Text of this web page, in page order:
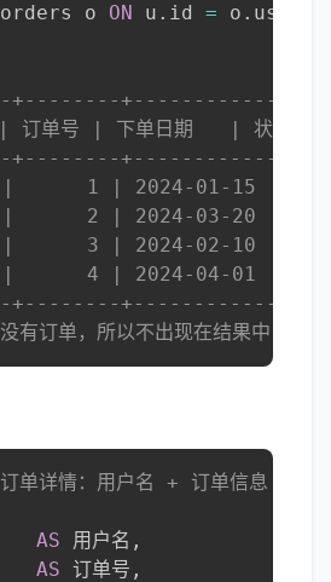
orders o ON u . id = o .
+--------+------------
订单号 | 下单日期   | 状态
+--------+------------
1 | 2024-01-15 |
|      2 | 2024-03-20 |
3 | 2024-02-10 |
4 | 2024-04-01 |
+--------+------------
有订单，所以不出现在结果中
单详情：用户名 + 订单信息 +
AS 用户名 ,
AS 订单号 ,